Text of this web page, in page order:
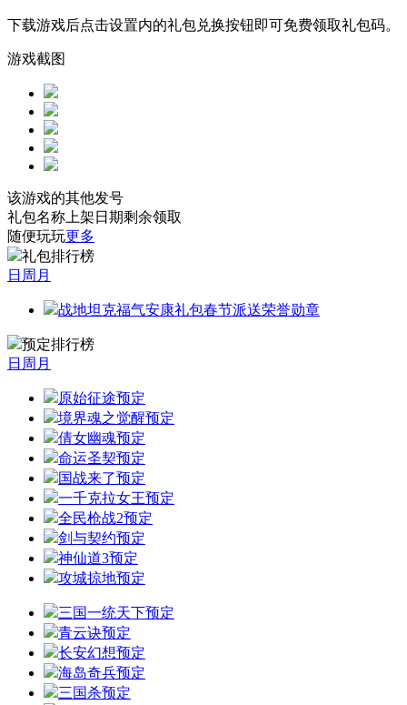
下载游戏后点击设置内的礼包兑换按钮即可免费领取礼包码。
游戏截图
该游戏的其他发号
礼包名称 上架日期剩余领取
随便玩玩更多
礼包排行榜
日 周 月
战地坦克福气安康礼包春节派送荣誉勋章
预定排行榜
日 周 月
原始征途预定
境界魂之觉醒预定
倩女幽魂预定
命运圣契预定
国战来了预定
一千克拉女王预定
全民枪战2预定
剑与契约预定
神仙道3预定
攻城掠地预定
三国一统天下预定
青云诀预定
长安幻想预定
海岛奇兵预定
三国杀预定